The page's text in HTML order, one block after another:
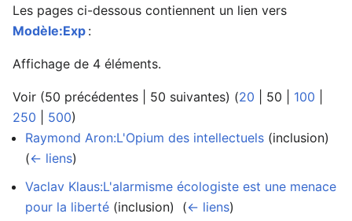
Les pages ci-dessous contiennent un lien vers
Modèle:Exp :
Affichage de 4 éléments.
Voir (50 précédentes 50 suivantes) (20 50 100
250
500)
Raymond Aron:L'Opium des intellectuels (inclusion) ‎
(← liens)
Vaclav Klaus:L'alarmisme écologiste est une menace
pour la liberté (inclusion) ‎ (← liens)